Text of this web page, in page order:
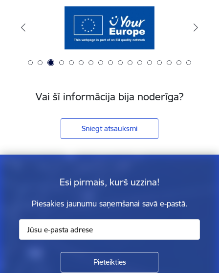
Vai šī informācija bija noderīga?
Sniegt atsauksmi
Esi pirmais, kurš uzzina!
Piesakies jaunumu saņemšanai savā e-pastā.